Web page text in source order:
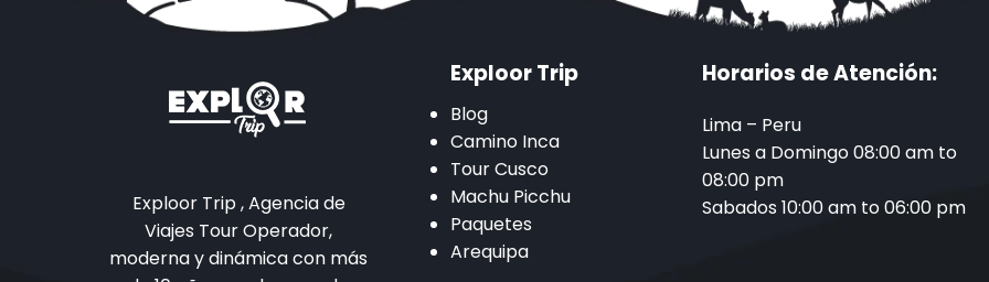
Exploor Trip , Agencia de
Viajes Tour Operador,
moderna y dinámica con más
Exploor Trip
Blog
Camino Inca
Tour Cusco
Machu Picchu
Paquetes
Arequipa
Horarios de Atención:
Lima – Peru
Lunes a Domingo 08:00 am to
08:00 pm
Sabados 10:00 am to 06:00 pm